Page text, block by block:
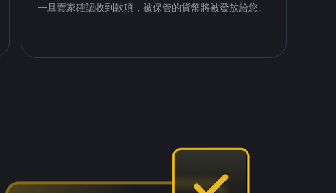
一旦賣家確認收到款項，被保管的貨幣將被發放給您。